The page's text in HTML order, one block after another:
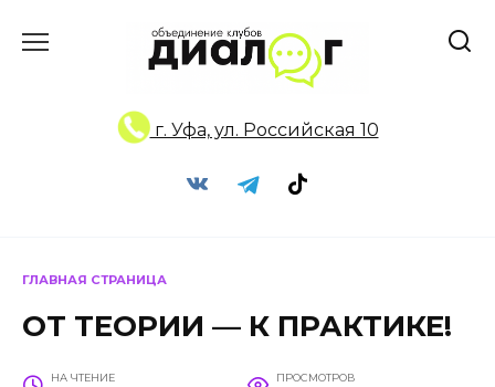
г. Уфа, ул. Российская 10
ГЛАВНАЯ СТРАНИЦА
ОТ ТЕОРИИ — К ПРАКТИКЕ!
НА ЧТЕНИЕ ПРОСМОТРОВ